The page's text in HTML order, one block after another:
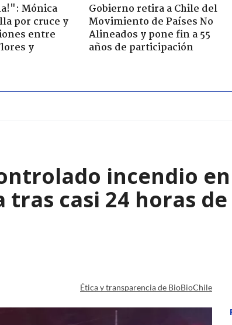
Mónica
por cruce y
entre
y
Gobierno retira a Chile del
Movimiento de Países No
Alineados y pone fin a 55
años de participación
incendio
casi 24 horas
Ética y transparencia de BioBioChile